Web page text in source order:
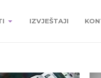
IZVJEŠTAJI